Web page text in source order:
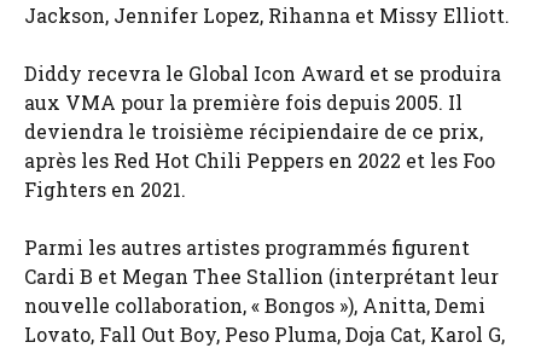
Jackson, Jennifer Lopez, Rihanna et Missy Elliott.
Diddy recevra le Global Icon Award et se produira
aux VMA pour la première fois depuis 2005. Il
deviendra le troisième récipiendaire de ce prix,
après les Red Hot Chili Peppers en 2022 et les Foo
Fighters en 2021.
Parmi les autres artistes programmés figurent
Cardi B et Megan Thee Stallion (interprétant leur
nouvelle collaboration, « Bongos »), Anitta, Demi
Lovato, Fall Out Boy, Peso Pluma, Doja Cat, Karol G,